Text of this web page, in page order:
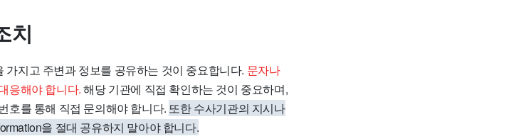
치
지고 주변과 정보를 공유하는 것이 중요합니다. 문자나
응해야 합니다.해당 기관에 직접 확인하는 것이 중요하며,
호를 통해 직접 문의해야 합니다. 또한 수사기관의 지시나
을 절대 공유하지 말아야 합니다.